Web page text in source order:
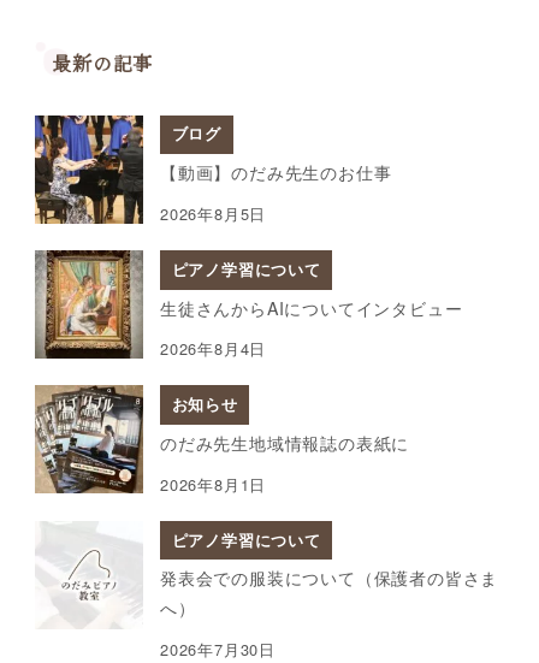
最新の記事
ブログ
【動画】のだみ先生のお仕事
2026年8月5日
ピアノ学習について
生徒さんからAIについてインタビュー
2026年8月4日
お知らせ
のだみ先生地域情報誌の表紙に
2026年8月1日
ピアノ学習について
発表会での服装について（保護者の皆さま
へ）
2026年7月30日